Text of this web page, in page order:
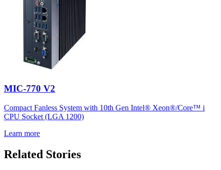
MIC-770 V2
Compact Fanless System with 10th Gen Intel® Xeon®/Core™ i
CPU Socket (LGA 1200)
Learn more
Related Stories